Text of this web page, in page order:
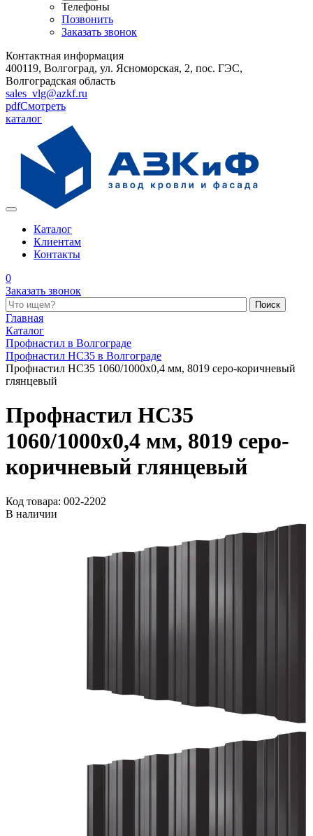
Телефоны
Позвонить
Заказать звонок
Контактная информация
400119, Волгоград, ул. Ясноморская, 2, пос. ГЭС,
Волгоградская область
sales_vlg@azkf.ru
pdfСмотреть
каталог
Каталог
Клиентам
Контакты
0
Заказать звонок
Поиск по каталогу
Главная
Каталог
Профнастил в Волгограде
Профнастил НС35 в Волгограде
Профнастил НС35 1060/1000x0,4 мм, 8019 серо-коричневый
глянцевый
Профнастил НС35
1060/1000x0,4 мм, 8019 серо-
коричневый глянцевый
Код товара: 002-2202
В наличии